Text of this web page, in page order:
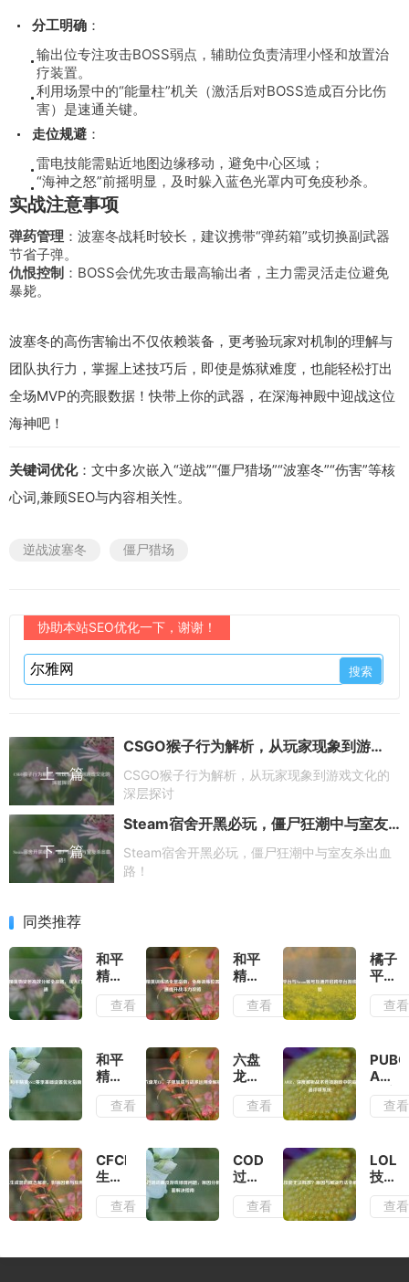
分工明确 ：
输出位专注攻击BOSS弱点，辅助位负责清理小怪和放置治
疗装置。
利用场景中的“能量柱”机关（激活后对BOSS造成百分比伤
害）是速通关键。
走位规避 ：
雷电技能需贴近地图边缘移动，避免中心区域；
“海神之怒”前摇明显，及时躲入蓝色光罩内可免疫秒杀。
实战注意事项
弹药管理 ：波塞冬战耗时较长，建议携带“弹药箱”或切换副武器
节省子弹。
仇恨控制 ：BOSS会优先攻击最高输出者，主力需灵活走位避免
暴毙。
波塞冬的高伤害输出不仅依赖装备，更考验玩家对机制的理解与
团队执行力，掌握上述技巧后，即使是炼狱难度，也能轻松打出
全场MVP的亮眼数据！快带上你的武器，在深海神殿中迎战这位
海神吧！
关键词优化：文中多次嵌入“逆战”“僵尸猎场”“波塞冬”“伤害”等核
心词,兼顾SEO与内容相关性。
逆战波塞冬 僵尸猎场
协助本站SEO优化一下，谢谢！
上一篇
CSGO猴子行为解析，从玩家现象到游戏文化的深层探讨
CSGO猴子行为解析，从玩家现象到游戏文化的
深层探讨
下一篇
Steam宿舍开黑必玩，僵尸狂潮中与室友杀出血路！
Steam宿舍开黑必玩，僵尸狂潮中与室友杀出血
路！
同类推荐
和平
精英
物资
包高
攻
略，
从入
门到
查看
和平
精英
训练
场全
全身
训练
位置
与快
斗力
攻略
查看
橘子
平台
与
开启
跨平
台游
戏新
查看
和平
精英
SS12
赛季
优化
指南
查看
六盘
龙
CF，
子弹
术运
用全
解析
查看
PUBG
AWR
深度
解析
游戏
中的
高级
武器
查看
CFCDK
生成
器的
概念
影响
查看
COD16
过场
动画
及游
题，
查看
LOL
技能
无法
与解
查看